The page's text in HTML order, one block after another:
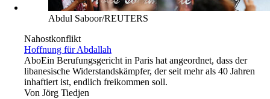
Abdul Saboor/REUTERS
Nahostkonflikt
Hoffnung für Abdallah
AboEin Berufungsgericht in Paris hat angeordnet, dass der
libanesische Widerstandskämpfer, der seit mehr als 40 Jahren
inhaftiert ist, endlich freikommen soll.
Von Jörg Tiedjen